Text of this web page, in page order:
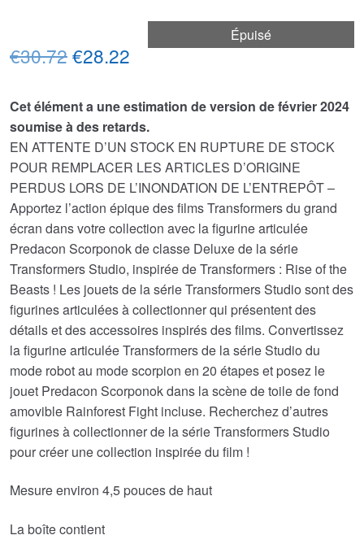
Épuisé
€30.72Le
initial
était :
€30.72.
€28.22 Le
actuel
est :
€28.22.
Cet élément a une estimation de version de février 2024
soumise à des retards.
EN ATTENTE D’UN STOCK EN RUPTURE DE STOCK
POUR REMPLACER LES ARTICLES D’ORIGINE
PERDUS LORS DE L’INONDATION DE L’ENTREPÔT –
Apportez l’action épique des films Transformers du grand
écran dans votre collection avec la figurine articulée
Predacon Scorponok de classe Deluxe de la série
Transformers Studio, inspirée de Transformers : Rise of the
Beasts ! Les jouets de la série Transformers Studio sont des
figurines articulées à collectionner qui présentent des
détails et des accessoires inspirés des films. Convertissez
la figurine articulée Transformers de la série Studio du
mode robot au mode scorpion en 20 étapes et posez le
jouet Predacon Scorponok dans la scène de toile de fond
amovible Rainforest Fight incluse. Recherchez d’autres
figurines à collectionner de la série Transformers Studio
pour créer une collection inspirée du film !
Mesure environ 4,5 pouces de haut
La boîte contient